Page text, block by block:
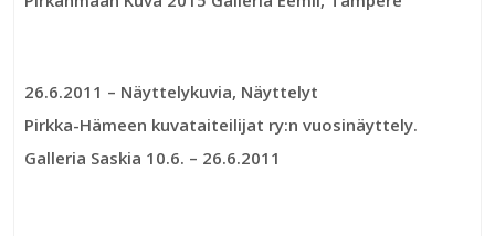
26.6.2011 – Näyttelykuvia, Näyttelyt
Pirkka-Hämeen kuvataiteilijat ry:n vuosinäyttely.
Galleria Saskia 10.6. – 26.6.2011